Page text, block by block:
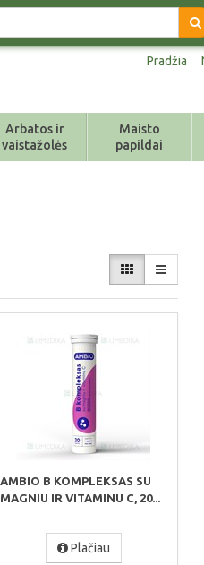
Pradžia
Arbatos ir
vaistažolės
Maisto
papildai
AMBIO B KOMPLEKSAS SU
MAGNIU IR VITAMINU C, 20...
Plačiau